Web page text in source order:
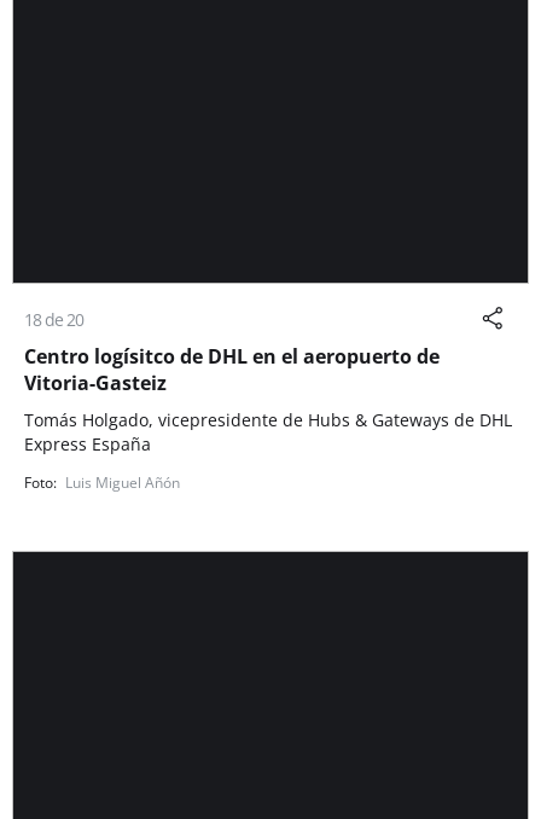
18 de 20
Centro logísitco de DHL en el aeropuerto de
Vitoria-Gasteiz
Tomás Holgado, vicepresidente de Hubs & Gateways de DHL
Express España
Luis Miguel Añón